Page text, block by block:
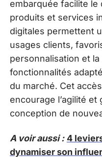
embarquée facilite le
produits et services
digitales permettent
usages clients,
personnalisation et
fonctionnalités
du marché. Cet
encourage l’agilité
conception de
A voir aussi : 4
dynamiser son